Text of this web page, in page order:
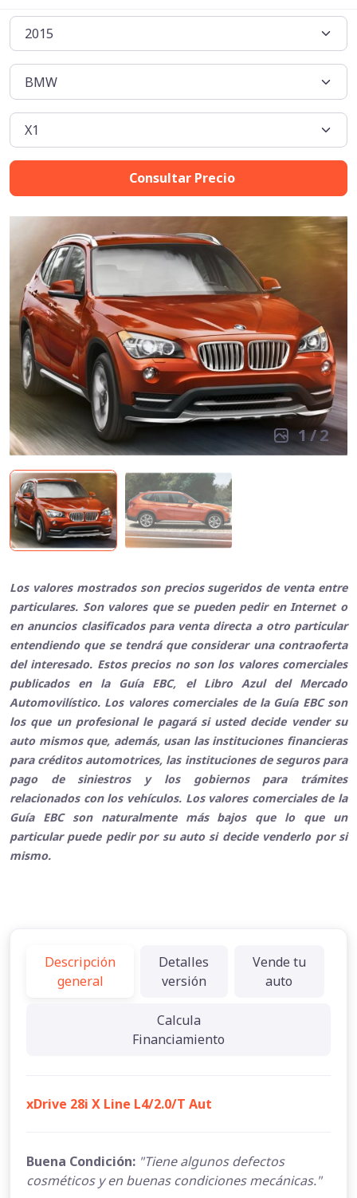
Consultar Precio
1/2
Los valores mostrados son precios sugeridos de venta entre
particulares. Son valores que se pueden pedir en Internet o
en anuncios clasificados para venta directa a otro particular
entendiendo que se tendrá que considerar una contraoferta
del interesado. Estos precios no son los valores comerciales
publicados en la Guía EBC, el Libro Azul del Mercado
Automovilístico. Los valores comerciales de la Guía EBC son
los que un profesional le pagará si usted decide vender su
auto mismos que, además, usan las instituciones financieras
para créditos automotrices, las instituciones de seguros para
pago de siniestros y los gobiernos para trámites
relacionados con los vehículos. Los valores comerciales de la
Guía EBC son naturalmente más bajos que lo que un
particular puede pedir por su auto si decide venderlo por si
mismo.
Descripción
general
Detalles
versión
Vende tu
auto
Calcula
Financiamiento
xDrive 28i X Line L4/2.0/T Aut
Buena Condición: "Tiene algunos defectos
cosméticos y en buenas condiciones mecánicas."